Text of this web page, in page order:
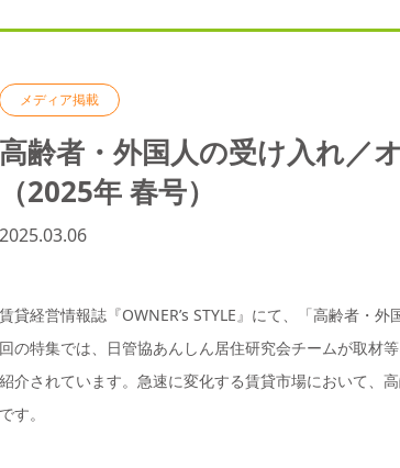
メディア掲載
高齢者・外国人の受け入れ／
（2025年 春号）
2025.03.06
賃貸経営情報誌『OWNER’s STYLE』にて、「高齢者・
回の特集では、日管協あんしん居住研究会チームが取材
紹介されています。急速に変化する賃貸市場において、
です。